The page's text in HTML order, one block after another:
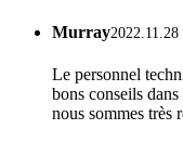
Murray2022.11.28
Le personnel
bons conseils
nous sommes très